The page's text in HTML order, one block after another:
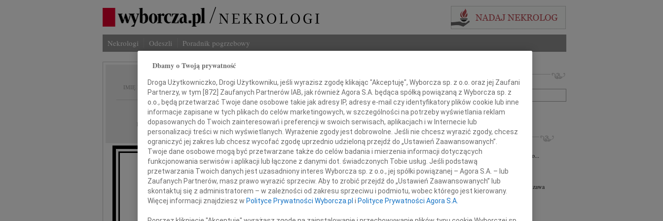
Nekrologi Odeszli Poradnik pogrzebowy
IMIĘ I NAZWISKO: Bohdan Ejmont
REGION: Warszawa
DATA EMISJI: 03.03.2010
28 lutego 2010 roku zmarł
Bohdan Ejmont
Imię i nazwisko lub numer ogłoszenia:
+ szukanie zaawansowane
INNE NEKROLOGI
Eugeniusz Butruk 05.08.2026
Z ogromnym żalem przyjęliśmy wiadomość o...
04.08.2026Warszawa
Wyrazy współczucia z powodu śmierci...
Andrzej Piotr Gołaszewski
Warszawa
doktor nauk technicznych Andrzej Piotr...
05.08.2026
Dr Matyldzie Mielcarskiej, najszczersze...
Dbamy o Twoją prywatność
Droga Użytkowniczko, Drogi Użytkowniku, jeśli wyrazisz zgodę klikając "Akceptuję", Wyborcza sp. z o.o. oraz jej Zaufani
Partnerzy, w tym [872] Zaufanych Partnerów IAB, jak również Agora S.A. będąca spółką powiązaną z Wyborcza sp. z
o.o., będą przetwarzać Twoje dane osobowe takie jak adresy IP, adresy e-mail czy identyfikatory plików cookie lub inne
informacje zapisane w tych plikach do celów marketingowych, w szczególności na potrzeby wyświetlania reklam
dopasowanych do Twoich zainteresowań i preferencji w swoich serwisach, aplikacjach i w Internecie lub
personalizacji treści w nich wyświetlanych. Wyrażenie zgody jest dobrowolne. Jeśli nie chcesz wyrazić zgody, chcesz
ograniczyć jej zakres lub chcesz wycofać zgodę uprzednio udzieloną przejdź do „Ustawień Zaawansowanych”.
Twoje dane osobowe mogą być przetwarzane także do celów badania i mierzenia informacji dotyczących
funkcjonowania serwisów i aplikacji lub łączone z danymi dot. świadczonych Tobie usług. Jeśli podstawą
przetwarzania Twoich danych jest uzasadniony interes Wyborcza sp. z o.o., jej spółki powiązanej – Agora S.A. – lub
Zaufanych Partnerów, masz prawo wyrazić sprzeciw. Aby to zrobić przejdź do „Ustawień Zaawansowanych” lub
skontaktuj się z administratorem – w zależności od zakresu sprzeciwu i podmiotu, wobec którego jest kierowany.
Więcej informacji znajdziesz w Polityce Prywatności Wyborcza.pl i Polityce Prywatności Agora S.A.